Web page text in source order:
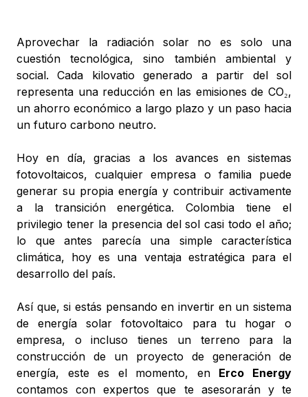
Aprovechar la radiación solar no es solo una
cuestión tecnológica, sino también ambiental y
social. Cada kilovatio generado a partir del sol
representa una reducción en las emisiones de CO₂,
un ahorro económico a largo plazo y un paso hacia
un futuro carbono neutro.
Hoy en día, gracias a los avances en sistemas
fotovoltaicos, cualquier empresa o familia puede
generar su propia energía y contribuir activamente
a la transición energética. Colombia tiene el
privilegio tener la presencia del sol casi todo el año;
lo que antes parecía una simple característica
climática, hoy es una ventaja estratégica para el
desarrollo del país.
Así que, si estás pensando en invertir en un sistema
de energía solar fotovoltaico para tu hogar o
empresa, o incluso tienes un terreno para la
construcción de un proyecto de generación de
energía, este es el momento, en Erco Energy
contamos con expertos que te asesorarán y te